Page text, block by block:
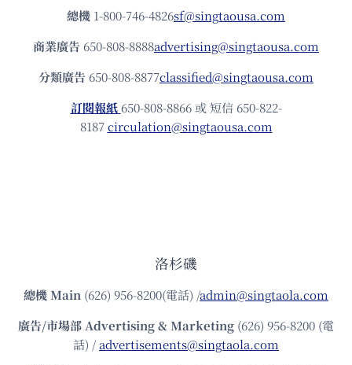
總機 1-800-746-4826sf@singtaousa.com
商業廣告 650-808-8888advertising@singtaousa.com
分類廣告 650-808-8877classified@singtaousa.com
訂閱報紙 650-808-8866 或 短信 650-822-
8187circulation@singtaousa.com
洛杉磯
總機Main (626) 956-8200(電話) /admin@singtaola.com
廣告/市場部Advertising & Marketing (626) 956-8200 (電
話) /advertisements@singtaola.com